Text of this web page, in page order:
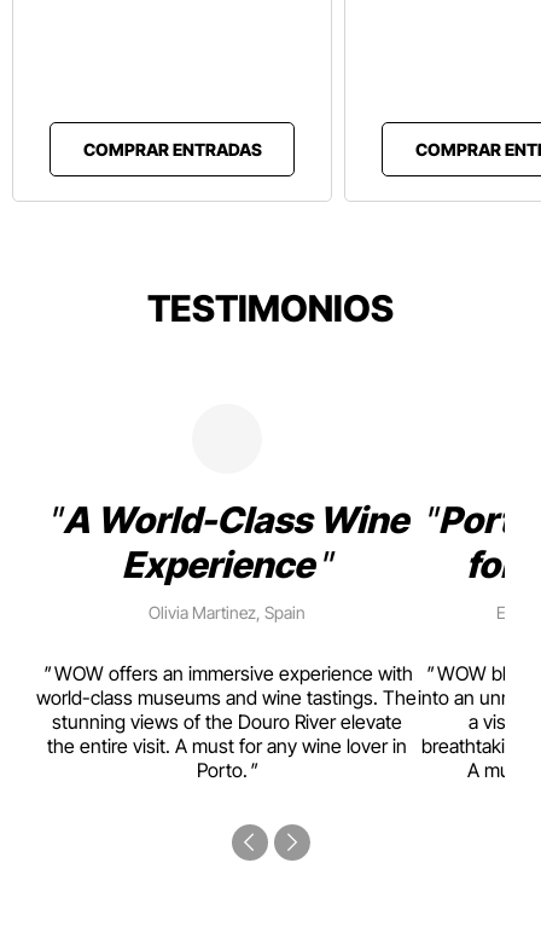
COMPRAR ENTRADAS COMPRAR
TESTIMONIOS
A World-Class Wine
Experience
Olivia Martinez, Spain
WOW offers an immersive experience with
world-class museums and wine tastings. The
stunning views of the Douro River elevate
the entire visit. A must for any wine lover in
Porto.
for
WOW
into an
a visual
breathtaking
A must-